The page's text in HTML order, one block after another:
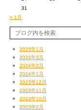
31
« 1月
2025年1月
2024年3月
2024年2月
2024年1月
2023年12月
2023年11月
2023年10月
2023年2月